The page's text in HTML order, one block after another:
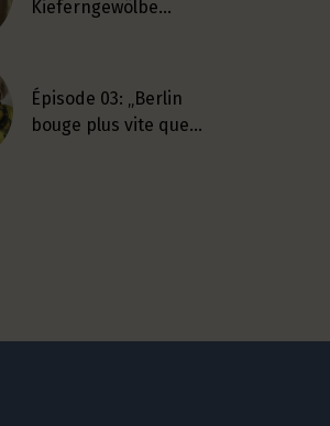
Kieferngewölbe…
Épisode 03: „Berlin
bouge plus vite que…